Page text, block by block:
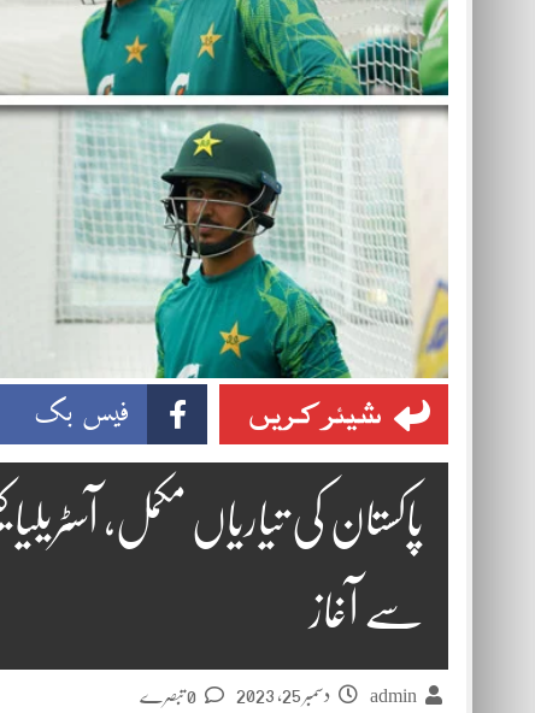
شیئر کریں فیس بک
پاکستان کی تیاریاں مکمل،
سے آغاز
admin دسمبر 25, 2023